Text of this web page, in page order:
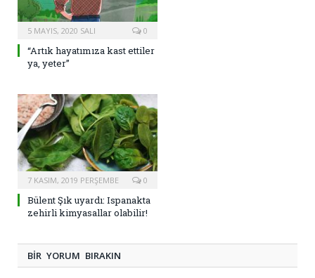
5 MAYIS, 2020 SALI 0
“Artık hayatımıza kast ettiler
ya, yeter”
7 KASIM, 2019 PERŞEMBE 0
Bülent Şık uyardı: Ispanakta
zehirli kimyasallar olabilir!
BIR YORUM BIRAKIN